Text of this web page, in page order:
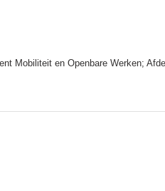
Mobiliteit en Openbare Werken;